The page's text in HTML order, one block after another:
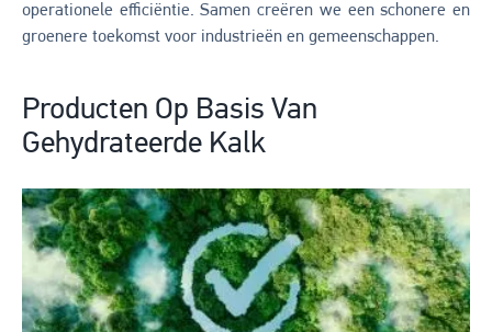
operationele efficiëntie. Samen creëren we een schonere en
groenere toekomst voor industrieën en gemeenschappen.
Producten Op Basis Van
Gehydrateerde Kalk